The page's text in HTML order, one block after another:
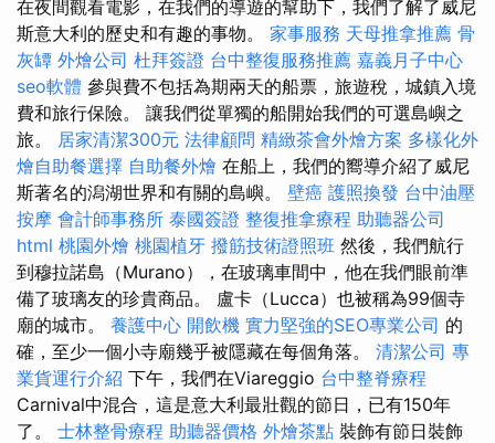
在夜間觀看電影，在我們的導遊的幫助下，我們了解了威尼
斯意大利的歷史和有趣的事物。 家事服務 天母推拿推薦 骨
灰罈 外燴公司 杜拜簽證 台中整復服務推薦 嘉義月子中心
seo軟體 參與費不包括為期兩天的船票，旅遊稅，城鎮入境
費和旅行保險。 讓我們從單獨的船開始我們的可選島嶼之
旅。 居家清潔300元 法律顧問 精緻茶會外燴方案 多樣化外
燴自助餐選擇 自助餐外燴 在船上，我們的嚮導介紹了威尼
斯著名的潟湖世界和有關的島嶼。 壁癌 護照換發 台中油壓
按摩 會計師事務所 泰國簽證 整復推拿療程 助聽器公司
html 桃園外燴 桃園植牙 撥筋技術證照班 然後，我們航行
到穆拉諾島（Murano），在玻璃車間中，他在我們眼前準
備了玻璃友的珍貴商品。 盧卡（Lucca）也被稱為99個寺
廟的城市。 養護中心 開飲機 實力堅強的SEO專業公司 的
確，至少一個小寺廟幾乎被隱藏在每個角落。 清潔公司 專
業貨運行介紹 下午，我們在Viareggio 台中整脊療程
Carnival中混合，這是意大利最壯觀的節日，已有150年
了。 士林整骨療程 助聽器價格 外燴茶點 裝飾有節日裝飾